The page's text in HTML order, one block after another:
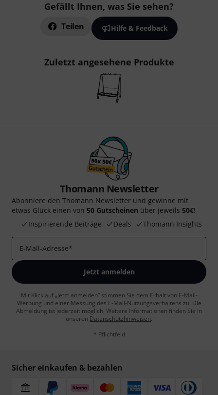
Gefällt Ihnen, was Sie sehen?
Teilen Hilfe & Feedback
Zuletzt angesehene Produkte
Thomann Newsletter
Abonniere den Thomann Newsletter und gewinne mit
etwas Glück einen von 50 Gutscheinen über jeweils 50€!
Inspirierende Beiträge
Deals Thomann Insights
E-Mail-Adresse*
Jetzt anmelden
Mit Klick auf „Jetzt anmelden“ stimmen Sie dem Erhalt von E-Mail-
Werbung und einer Messung des E-Mail-Nutzungsverhaltens zu. Die
Abmeldung ist jederzeit möglich. Weitere Informationen finden Sie in
unseren Datenschutzhinweisen.
* Pflichtfeld
Sicher einkaufen & bezahlen